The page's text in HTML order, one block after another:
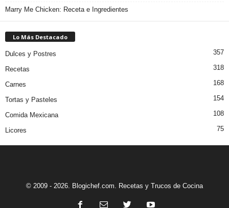
Marry Me Chicken: Receta e Ingredientes
Lo Más Destacado
Dulces y Postres 357
Recetas 318
Carnes 168
Tortas y Pasteles 154
Comida Mexicana 108
Licores 75
© 2009 - 2026. Blogichef.com. Recetas y Trucos de Cocina